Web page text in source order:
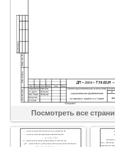
Посмотреть все